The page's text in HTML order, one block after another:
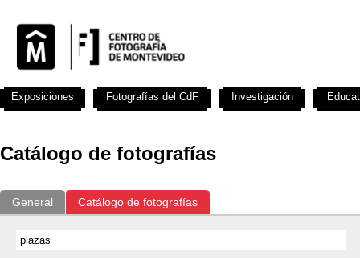
Catálogo de fotografías
General Catálogo de fotografías
Exposiciones Fotografías del CdF Investigación